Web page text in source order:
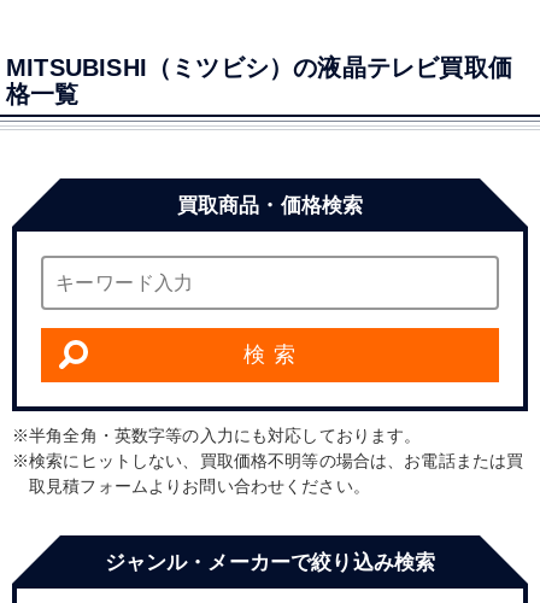
MITSUBISHI（ミツビシ）の液晶テレビ買取価
格一覧
買取商品・価格検索
検 索
半角全角・英数字等の入力にも対応しております。
検索にヒットしない、買取価格不明等の場合は、お電話または買
取見積フォームよりお問い合わせください。
ジャンル・メーカーで絞り込み検索